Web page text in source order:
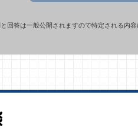
回答は一般公開されますので特定される内容